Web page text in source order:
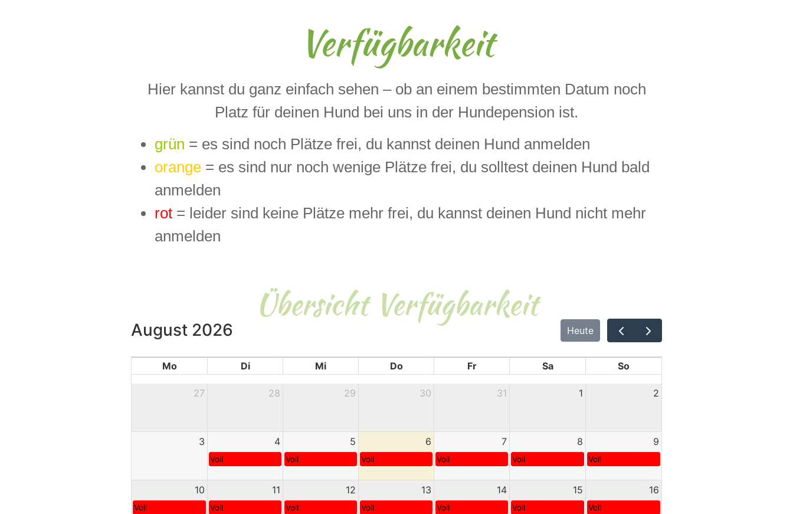
Verfügbarkeit
Hier kannst du ganz einfach sehen – ob an einem bestimmten Datum noch
Platz für deinen Hund bei uns in der Hundepension ist.
grün = es sind noch Plätze frei, du kannst deinen Hund anmelden
orange = es sind nur noch wenige Plätze frei, du solltest deinen Hund bald
anmelden
rot = leider sind keine Plätze mehr frei, du kannst deinen Hund nicht mehr
anmelden
Übersicht Verfügbarkeit
August 2026 Heute
Mo Di Mi Do Fr Sa So
27 28 29 30 31 1 2
3 4
Voll
5
Voll
6
Voll
7
Voll
8
Voll
9
Voll
10
Voll
11
Voll
12
Voll
13
Voll
14
Voll
15
Voll
16
Voll